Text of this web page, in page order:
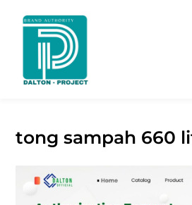
tong sampah 660